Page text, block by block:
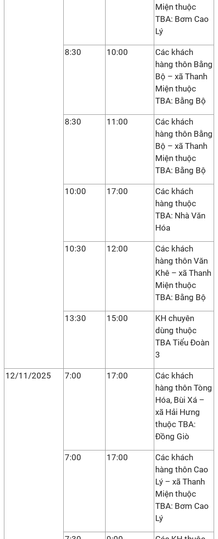
Miện thuộc
TBA: Bơm Cao
Lý
8:30 10:00
Các khách
hàng thôn Bằng
Bộ – xã Thanh
Miện thuộc
TBA: Bằng Bộ
8:30 11:00
Các khách
hàng thôn Bằng
Bộ – xã Thanh
Miện thuộc
TBA: Bằng Bộ
10:00 17:00
Các khách
hàng thuộc
TBA: Nhà Văn
Hóa
10:30 12:00
Các khách
hàng thôn Văn
Khê – xã Thanh
Miện thuộc
TBA: Bằng Bộ
13:30 15:00
KH chuyên
dùng thuộc
TBA Tiểu Đoàn
3
12/11/2025 7:00 17:00
Các khách
hàng thôn Tòng
Hóa, Bùi Xá –
xã Hải Hưng
thuộc TBA:
Đồng Giò
7:00 17:00
Các khách
hàng thôn Cao
Lý – xã Thanh
Miện thuộc
TBA: Bơm Cao
Lý